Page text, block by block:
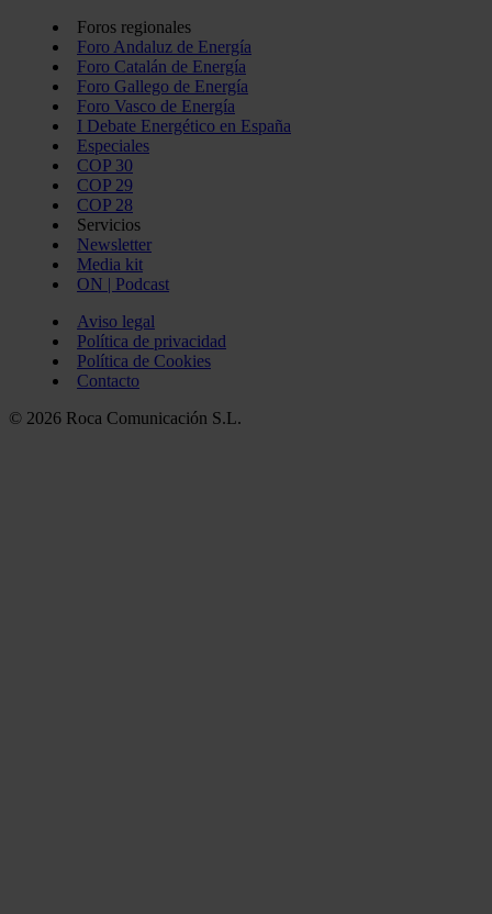
Foros regionales
Foro Andaluz de Energía
Foro Catalán de Energía
Foro Gallego de Energía
Foro Vasco de Energía
I Debate Energético en España
Especiales
COP 30
COP 29
COP 28
Servicios
Newsletter
Media kit
ON | Podcast
Aviso legal
Política de privacidad
Política de Cookies
Contacto
© 2026 Roca Comunicación S.L.